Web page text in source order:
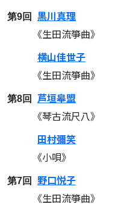
第9回
黒川真理
《生田流箏曲》
横山佳世子
《生田流箏曲》
第8回
芦垣皋盟
《琴古流尺八》
田村彌笑
《小唄》
第7回
野口悦子
《生田流箏曲》